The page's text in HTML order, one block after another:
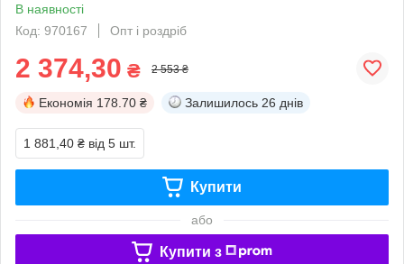
В наявності
Код: 970167
Опт і роздріб
2 374,30 ₴ 2 553 ₴
Економія 178.70 ₴ Залишилось 26 днів
1 881,40 ₴ від 5 шт.
Купити
або
Купити з